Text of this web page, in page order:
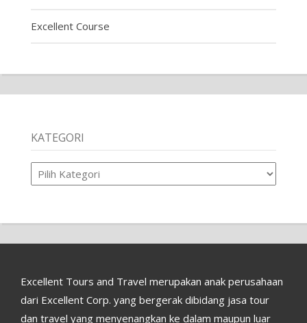
Excellent Course
KATEGORI
Kategori
Excellent Tours and Travel merupakan anak perusahaan
dari Excellent Corp. yang bergerak dibidang jasa tour
dan travel yang menyenangkan ke dalam maupun luar